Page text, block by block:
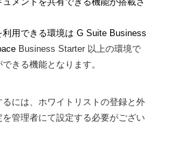
用できる環境は G Suite Business
Business Starter 以上の環境で
きる機能となります。
には、ホワイトリストの登録と外
管理者にて設定する必要がござい